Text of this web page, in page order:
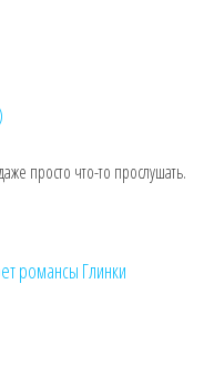
просто что-то прослушать.
романсы Глинки